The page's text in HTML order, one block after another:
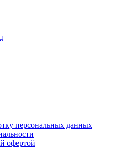
персональных данных
офертой